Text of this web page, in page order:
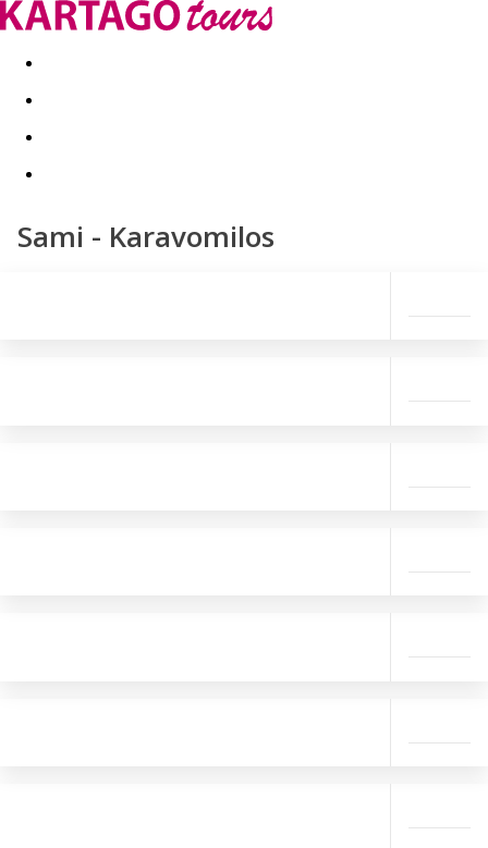
Last minute Dovolenkové kluby
Sami - Karavomilos